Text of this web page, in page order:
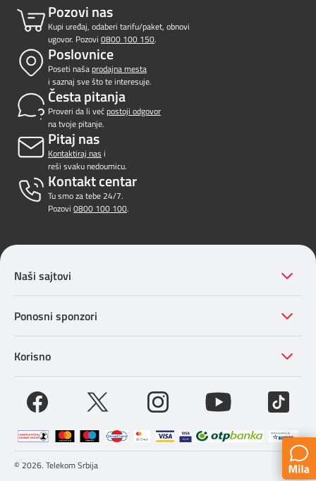
Pozovi nas
Kupi uređaj, odaberi tarifu/paket, obnovi
ugovor. Pozovi 0800 100 150.
Poslovnice
Poseti našaprodajna mesta
i saznaj sve što te interesuje.
Česta pitanja
Proveri da li većpostoji odgovor
na tvoje pitanje.
Pitaj nas
Kontaktiraj nas i
reši svaku nedoumicu.
Kontakt centar
Tu smo za tebe 24/7.
Pozovi 0800 100 100.
Naši sajtovi
Ponosni sponzori
Korisno
© 2026. Telekom Srbija